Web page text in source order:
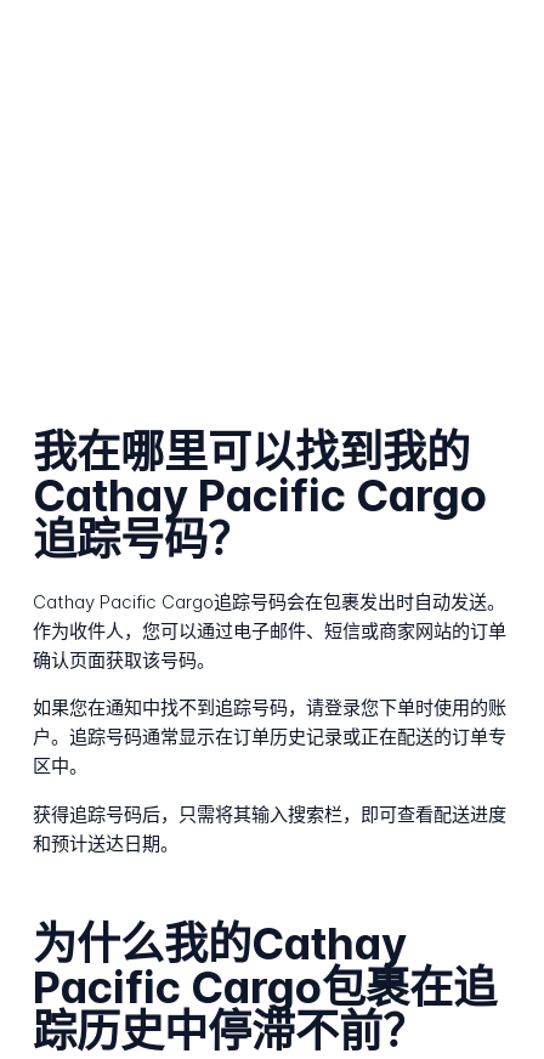
我在哪里可以找到我的
Cathay Pacific Cargo
追踪号码？
Cathay Pacific Cargo追踪号码会在包裹发出时自动发送。
作为收件人，您可以通过电子邮件、短信或商家网站的订单
确认页面获取该号码。
如果您在通知中找不到追踪号码，请登录您下单时使用的账
户。追踪号码通常显示在订单历史记录或正在配送的订单专
区中。
获得追踪号码后，只需将其输入搜索栏，即可查看配送进度
和预计送达日期。
为什么我的Cathay
Pacific Cargo包裹在追
踪历史中停滞不前？